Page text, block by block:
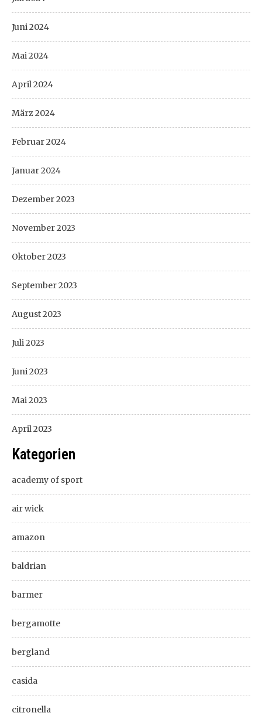
Juni 2024
Mai 2024
April 2024
März 2024
Februar 2024
Januar 2024
Dezember 2023
November 2023
Oktober 2023
September 2023
August 2023
Juli 2023
Juni 2023
Mai 2023
April 2023
Kategorien
academy of sport
air wick
amazon
baldrian
barmer
bergamotte
bergland
casida
citronella